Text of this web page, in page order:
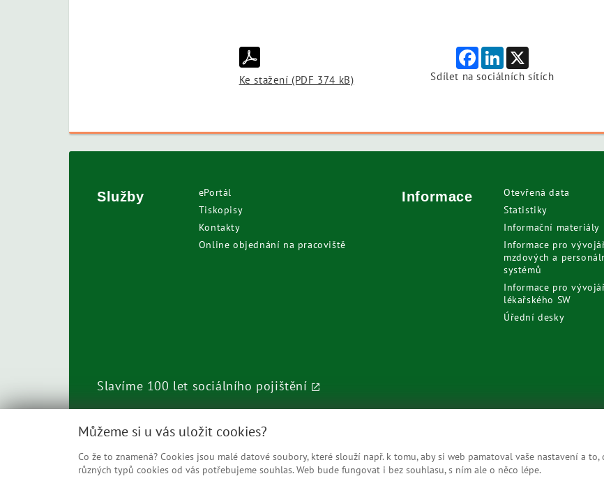
Ke stažení (PDF 374 kB)
Facebook
LinkedIn
X
Sdílet na sociálních sítích
Služby
ePortál
Tiskopisy
Kontakty
Online objednání na pracoviště
Informace
Otevřená data
Statistiky
Informační materiály
Informace pro
mzdových a
systémů
Informace pro
lékařského SW
Úřední desky
Slavíme 100 let sociálního pojištění
Můžeme si u vás uložit cookies?
Co že to znamená? Cookies jsou malé datové soubory, které slouží např. k tomu, aby si web pamatoval vaše nastavení a
různých typů cookies od vás potřebujeme souhlas. Web bude fungovat i bez souhlasu, s ním ale o něco lépe.